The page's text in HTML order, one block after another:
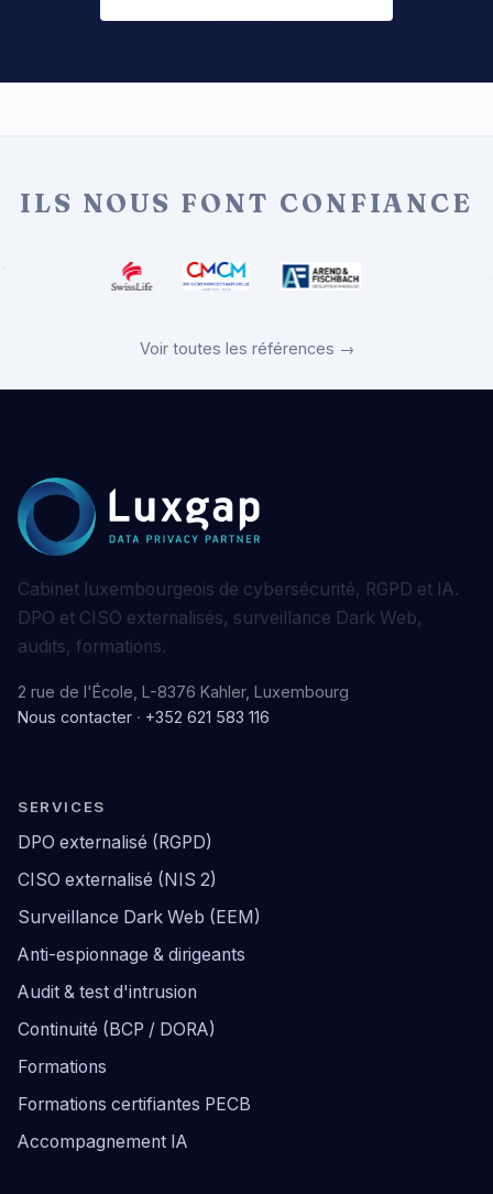
ILS NOUS FONT CONFIANCE
Voir toutes les références →
Cabinet luxembourgeois de cybersécurité, RGPD et IA.
DPO et CISO externalisés, surveillance Dark Web,
audits, formations.
2 rue de l'École, L-8376 Kahler, Luxembourg
Nous contacter · +352 621 583 116
SERVICES
DPO externalisé (RGPD)
CISO externalisé (NIS 2)
Surveillance Dark Web (EEM)
Anti-espionnage & dirigeants
Audit & test d'intrusion
Continuité (BCP / DORA)
Formations
Formations certifiantes PECB
Accompagnement IA